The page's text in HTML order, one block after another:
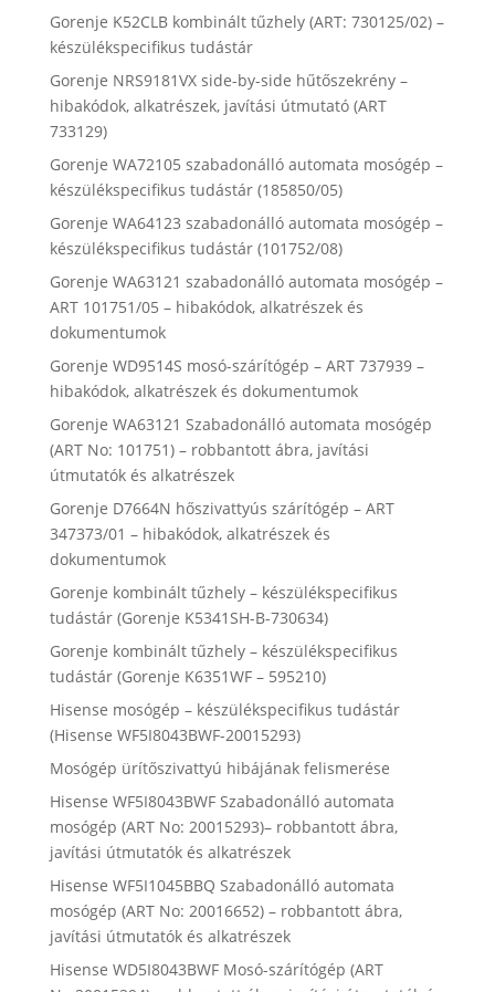
Gorenje K52CLB kombinált tűzhely (ART: 730125/02) –
készülékspecifikus tudástár
Gorenje NRS9181VX side-by-side hűtőszekrény –
hibakódok, alkatrészek, javítási útmutató (ART
733129)
Gorenje WA72105 szabadonálló automata mosógép –
készülékspecifikus tudástár (185850/05)
Gorenje WA64123 szabadonálló automata mosógép –
készülékspecifikus tudástár (101752/08)
Gorenje WA63121 szabadonálló automata mosógép –
ART 101751/05 – hibakódok, alkatrészek és
dokumentumok
Gorenje WD9514S mosó-szárítógép – ART 737939 –
hibakódok, alkatrészek és dokumentumok
Gorenje WA63121 Szabadonálló automata mosógép
(ART No: 101751) – robbantott ábra, javítási
útmutatók és alkatrészek
Gorenje D7664N hőszivattyús szárítógép – ART
347373/01 – hibakódok, alkatrészek és
dokumentumok
Gorenje kombinált tűzhely – készülékspecifikus
tudástár (Gorenje K5341SH-B-730634)
Gorenje kombinált tűzhely – készülékspecifikus
tudástár (Gorenje K6351WF – 595210)
Hisense mosógép – készülékspecifikus tudástár
(Hisense WF5I8043BWF-20015293)
Mosógép ürítőszivattyú hibájának felismerése
Hisense WF5I8043BWF Szabadonálló automata
mosógép (ART No: 20015293)– robbantott ábra,
javítási útmutatók és alkatrészek
Hisense WF5I1045BBQ Szabadonálló automata
mosógép (ART No: 20016652) – robbantott ábra,
javítási útmutatók és alkatrészek
Hisense WD5I8043BWF Mosó-szárítógép (ART